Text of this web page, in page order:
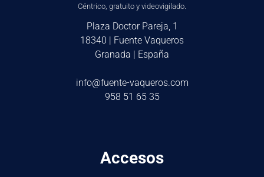
Céntrico, gratuito y videovigilado.
Plaza Doctor Pareja, 1
18340 | Fuente Vaqueros
Granada | España
info@fuente-vaqueros.com
958 51 65 35
Accesos